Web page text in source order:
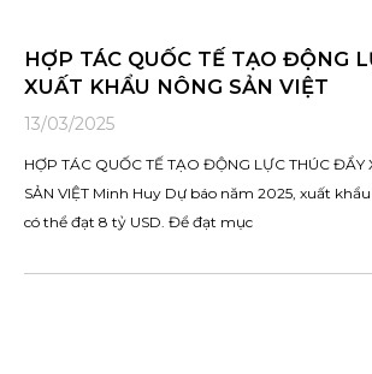
HỢP TÁC QUỐC TẾ TẠO ĐỘNG
XUẤT KHẨU NÔNG SẢN VIỆT
13/03/2025
HỢP TÁC QUỐC TẾ TẠO ĐỘNG LỰC THÚC ĐẨY
SẢN VIỆT Minh Huy Dự báo năm 2025, xuất
có thể đạt 8 tỷ USD. Để đạt mục